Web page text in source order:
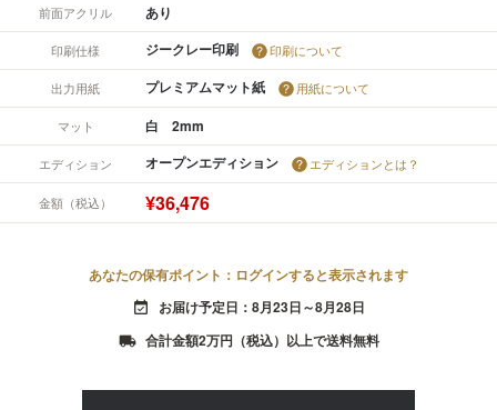
前面アクリル あり
印刷仕様 ジークレー印刷 印刷について
出力用紙 プレミアムマット紙 用紙について
マット 白 2mm
エディション オープンエディション エディションとは？
金額（税込） ¥36,476
あなたの保有ポイント：ログインすると表示されます
event_available お届け予定日：8月23日～8月28日
local_shipping 合計金額2万円（税込）以上で送料無料